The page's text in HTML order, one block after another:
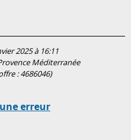
2025 à 16:11
Méditerranée
:4686046)
erreur